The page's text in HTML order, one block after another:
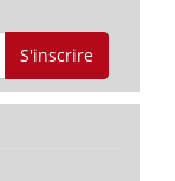
S'inscrire